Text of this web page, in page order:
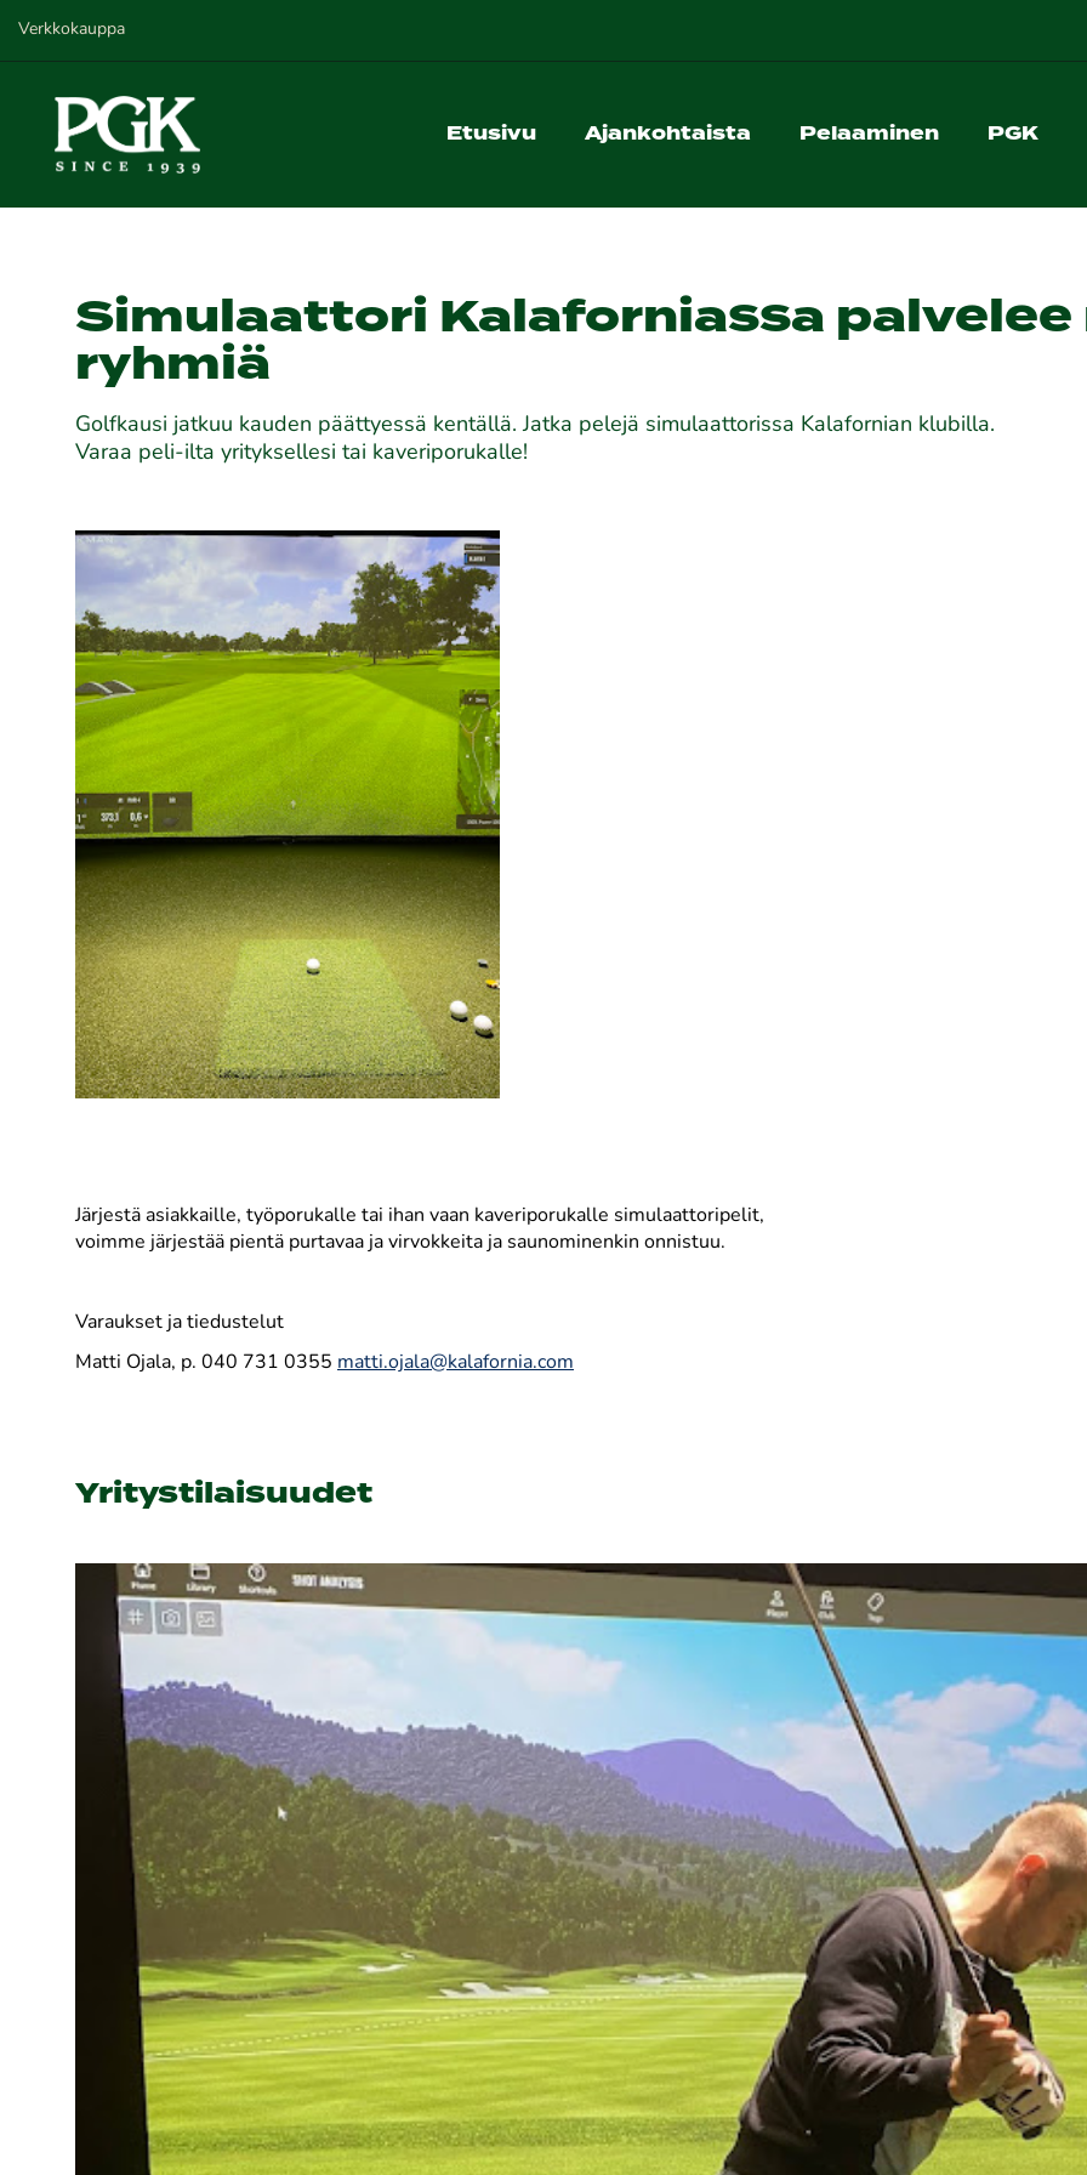
Verkkokauppa
Etusivu Ajankohtaista Pelaaminen PGK
Simulaattori Kalaforniassa
ryhmiä
Golfkausi jatkuu kauden päättyessä kentällä. Jatka pelejä simulaattorissa Kalafornian klubilla.
Varaa peli-ilta yrityksellesi tai kaveriporukalle!
Järjestä asiakkaille, työporukalle tai ihan vaan kaveriporukalle simulaattoripelit,
voimme järjestää pientä purtavaa ja virvokkeita ja saunominenkin onnistuu.
Varaukset ja tiedustelut
Matti Ojala, p. 040 731 0355 matti.ojala@kalafornia.com
Yritystilaisuudet